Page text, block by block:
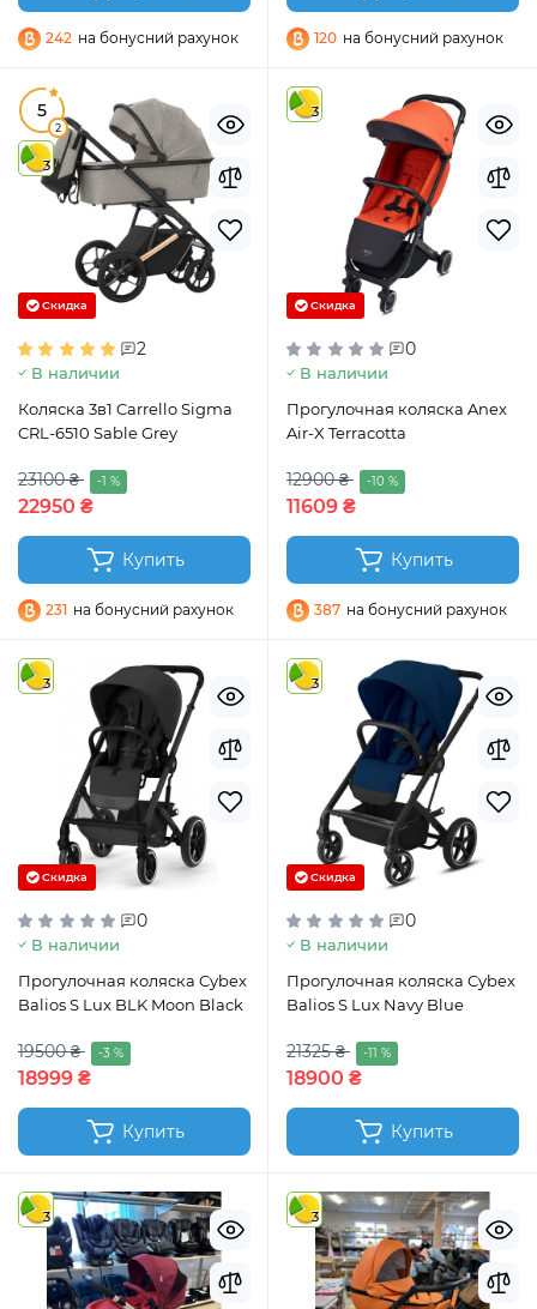
242 на бонусний рахунок 120 на бонусний рахунок
5
2
3
Скидка
2
В наличии
Коляска 3в1 Carrello Sigma
CRL-6510 Sable Grey
23100 ₴ -1 %
22950 ₴
Купить
231 на бонусний рахунок
3
Скидка
0
В наличии
Прогулочная коляска Anex
Air-X Terracotta
12900 ₴ -10 %
11609 ₴
Купить
387 на бонусний рахунок
3
Скидка
0
В наличии
Прогулочная коляска Cybex
Balios S Lux BLK Moon Black
19500 ₴ -3 %
18999 ₴
Купить
3
Скидка
0
В наличии
Прогулочная коляска Cybex
Balios S Lux Navy Blue
21325 ₴ -11 %
18900 ₴
Купить
3 3